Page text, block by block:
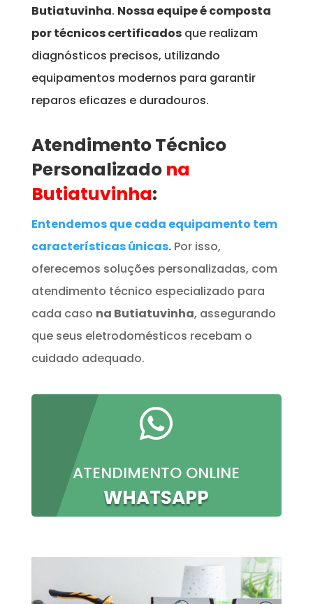
Butiatuvinha. Nossa equipe é composta
por técnicos certificadosque realizam
diagnósticos precisos, utilizando
equipamentos modernos para garantir
reparos eficazes e duradouros.
Atendimento Técnico
Personalizado na
Butiatuvinha:
Entendemos que cada equipamento tem
características únicas.Por isso,
oferecemos soluções personalizadas, com
atendimento técnico especializado para
cada caso na Butiatuvinha, assegurando
que seus eletrodomésticos recebam o
cuidado adequado.

ATENDIMENTO ONLINE
WHATSAPP